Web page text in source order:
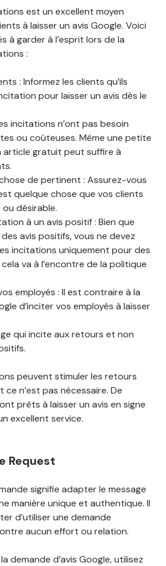
est un excellent moyen
à laisser un avis Google. Voici
à garder à l’esprit lors de la
:
: Informez les clients qu’ils
pour laisser un avis dès le
incitations n’ont pas besoin
ou coûteuses. Même une petite
article gratuit peut suffire à
de pertinent : Assurez-vous
quelque chose que vos clients
désirable.
à un avis positif : Bien que
avis positifs, vous ne devez
incitations uniquement pour des
va à l’encontre de la politique
employés : Il est contraire à la
d’inciter vos employés à laisser
qui incite aux retours et non
peuvent stimuler les retours
n’est pas nécessaire. De
prêts à laisser un avis en signe
excellent service.
Request
signifie adapter le message
manière unique et authentique. Il
d’utiliser une demande
aucun effort ou relation.
demande d’avis Google, utilisez